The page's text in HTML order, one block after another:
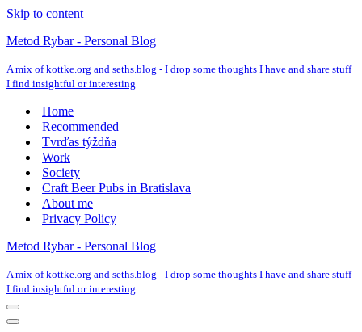
Skip to content
Metod Rybar - Personal Blog
A mix of kottke.org and seths.blog - I drop some thoughts I have and share stuff
I find insightful or interesting
Home
Recommended
Tvrďas týždňa
Work
Society
Craft Beer Pubs in Bratislava
About me
Privacy Policy
Metod Rybar - Personal Blog
A mix of kottke.org and seths.blog - I drop some thoughts I have and share stuff
I find insightful or interesting
Navigation
Menu
Navigation